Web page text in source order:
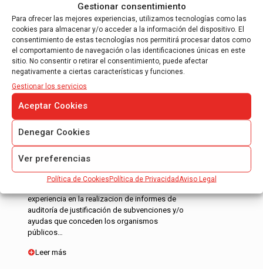
Gestionar consentimiento
Para ofrecer las mejores experiencias, utilizamos tecnologías como las
cookies para almacenar y/o acceder a la información del dispositivo. El
consentimiento de estas tecnologías nos permitirá procesar datos como
el comportamiento de navegación o las identificaciones únicas en este
sitio. No consentir o retirar el consentimiento, puede afectar
negativamente a ciertas características y funciones.
Gestionar los servicios
Aceptar Cookies
Denegar Cookies
Ver preferencias
Política de CookiesPolítica de Privacidad Aviso Legal
INFORME DE JUSTIFICACIÓN DE
SUBVENCIONES
ayudas CDTI.
Informe de auditoría para justificación
Informe de auditoría controlador de primer
experiencia en la realizacion de informes de
auditoría de justificación de subvenciones y/o
ayudas que conceden los organismos
públicos…
Leer más